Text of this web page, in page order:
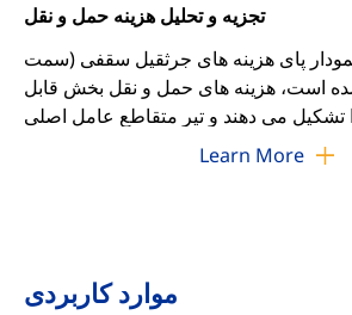
تجزیه و تحلیل هزینه حمل و نقل
پای هزینه های جرثقیل سقفی (سمت
است، هزینه های حمل و نقل بخش قابل
تشکیل می دهند و تیر متقاطع عامل اصلی
به این محرک هزینه، ما دو راه حل مناسب
شامل واگن برقی از پیش مونتاژ
Learn More
موارد کاربردی